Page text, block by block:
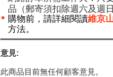
品（郵寄須扣除週六及週
購物前，請詳細閱讀維京
方法。
意見:
此商品目前無任何顧客意見。